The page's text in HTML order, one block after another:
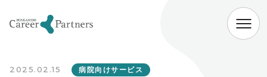
2025.02.15 病院向けサービス
会社情報